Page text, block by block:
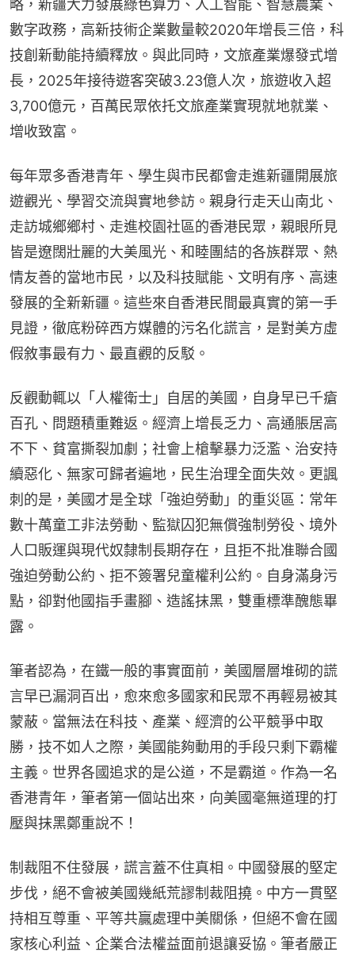
略，新疆大力發展綠色算力、人工智能、智慧農業、
數字政務，高新技術企業數量較2020年增長三倍，科
技創新動能持續釋放。與此同時，文旅產業爆發式增
長，2025年接待遊客突破3.23億人次，旅遊收入超
3,700億元，百萬民眾依托文旅產業實現就地就業、
增收致富。
每年眾多香港青年、學生與市民都會走進新疆開展旅
遊觀光、學習交流與實地參訪。親身行走天山南北、
走訪城鄉鄉村、走進校園社區的香港民眾，親眼所見
皆是遼闊壯麗的大美風光、和睦團結的各族群眾、熱
情友善的當地市民，以及科技賦能、文明有序、高速
發展的全新新疆。這些來自香港民間最真實的第一手
見證，徹底粉碎西方媒體的污名化謊言，是對美方虛
假敘事最有力、最直觀的反駁。
反觀動輒以「人權衛士」自居的美國，自身早已千瘡
百孔、問題積重難返。經濟上增長乏力、高通脹居高
不下、貧富撕裂加劇；社會上槍擊暴力泛濫、治安持
續惡化、無家可歸者遍地，民生治理全面失效。更諷
刺的是，美國才是全球「強迫勞動」的重災區：常年
數十萬童工非法勞動、監獄囚犯無償強制勞役、境外
人口販運與現代奴隸制長期存在，且拒不批准聯合國
強迫勞動公約、拒不簽署兒童權利公約。自身滿身污
點，卻對他國指手畫腳、造謠抹黑，雙重標準醜態畢
露。
筆者認為，在鐵一般的事實面前，美國層層堆砌的謊
言早已漏洞百出，愈來愈多國家和民眾不再輕易被其
蒙蔽。當無法在科技、產業、經濟的公平競爭中取
勝，技不如人之際，美國能夠動用的手段只剩下霸權
主義。世界各國追求的是公道，不是霸道。作為一名
香港青年，筆者第一個站出來，向美國毫無道理的打
壓與抹黑鄭重說不！
制裁阻不住發展，謊言蓋不住真相。中國發展的堅定
步伐，絕不會被美國幾紙荒謬制裁阻撓。中方一貫堅
持相互尊重、平等共贏處理中美關係，但絕不會在國
家核心利益、企業合法權益面前退讓妥協。筆者嚴正